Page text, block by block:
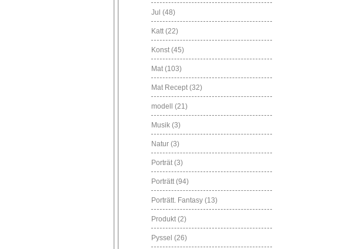
Jul (48)
Katt (22)
Konst (45)
Mat (103)
Mat Recept (32)
modell (21)
Musik (3)
Natur (3)
Porträt (3)
Porträtt (94)
Porträtt. Fantasy (13)
Produkt (2)
Pyssel (26)